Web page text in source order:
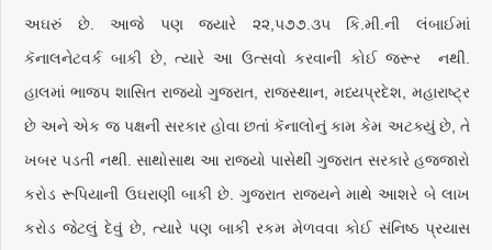
અઘરું છે. આજે પણ જ્યારે ૨૨,૫૭૭.૩૫ કિ.મી.ની લંબાઈમાં
કૅનાલનેટવર્ક બાકી છે, ત્યારે આ ઉત્સવો કરવાની કોઈ જરૂર નથી.
હાલમાં ભાજપ શાસિત રાજ્યો ગુજરાત, રાજસ્થાન, મધ્યપ્રદેશ, મહારાષ્ટ્ર
છે અને એક જ પક્ષની સરકાર હોવા છતાં કૅનાલોનું કામ કેમ અટક્યું છે, તે
ખબર પડતી નથી. સાથોસાથ આ રાજ્યો પાસેથી ગુજરાત સરકારે હજ્જારો
કરોડ રૂપિયાની ઉઘરાણી બાકી છે. ગુજરાત રાજ્યને માથે આશરે બે લાખ
કરોડ જેટલું દેવું છે, ત્યારે પણ બાકી રકમ મેળવવા કોઈ સંનિષ્ઠ પ્રયાસ